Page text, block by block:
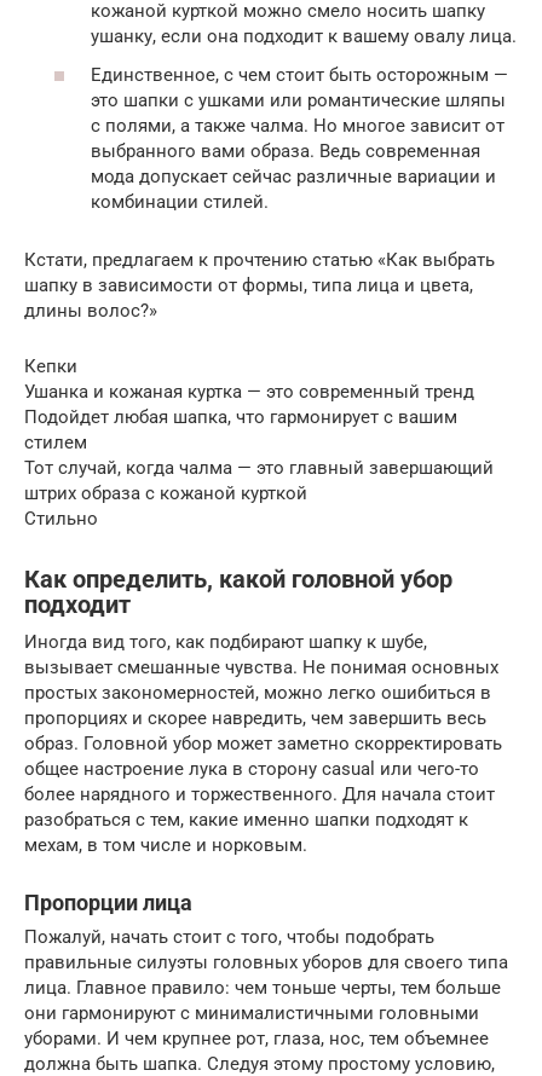
кожаной курткой можно смело носить шапку
ушанку, если она подходит к вашему овалу лица.
Единственное, с чем стоит быть осторожным —
это шапки с ушками или романтические шляпы
с полями, а также чалма. Но многое зависит от
выбранного вами образа. Ведь современная
мода допускает сейчас различные вариации и
комбинации стилей.
Кстати, предлагаем к прочтению статью «Как выбрать
шапку в зависимости от формы, типа лица и цвета,
длины волос?»
Кепки
Ушанка и кожаная куртка — это современный тренд
Подойдет любая шапка, что гармонирует с вашим
стилем
Тот случай, когда чалма — это главный завершающий
штрих образа с кожаной курткой
Стильно
Как определить, какой головной убор
подходит
Иногда вид того, как подбирают шапку к шубе,
вызывает смешанные чувства. Не понимая основных
простых закономерностей, можно легко ошибиться в
пропорциях и скорее навредить, чем завершить весь
образ. Головной убор может заметно скорректировать
общее настроение лука в сторону casual или чего-то
более нарядного и торжественного. Для начала стоит
разобраться с тем, какие именно шапки подходят к
мехам, в том числе и норковым.
Пропорции лица
Пожалуй, начать стоит с того, чтобы подобрать
правильные силуэты головных уборов для своего типа
лица. Главное правило: чем тоньше черты, тем больше
они гармонируют с минималистичными головными
уборами. И чем крупнее рот, глаза, нос, тем объемнее
должна быть шапка. Следуя этому простому условию,